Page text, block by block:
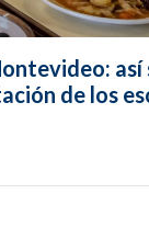
así
de los